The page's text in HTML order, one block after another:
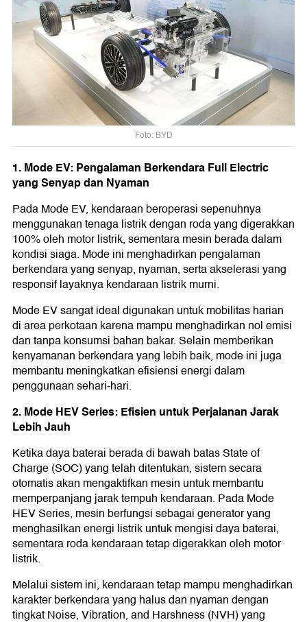
Foto: BYD
1. Mode EV: Pengalaman Berkendara Full Electric
yang Senyap dan Nyaman
Pada Mode EV, kendaraan beroperasi sepenuhnya
menggunakan tenaga listrik dengan roda yang digerakkan
100% oleh motor listrik, sementara mesin berada dalam
kondisi siaga. Mode ini menghadirkan pengalaman
berkendara yang senyap, nyaman, serta akselerasi yang
responsif layaknya kendaraan listrik murni.
Mode EV sangat ideal digunakan untuk mobilitas harian
di area perkotaan karena mampu menghadirkan nol emisi
dan tanpa konsumsi bahan bakar. Selain memberikan
kenyamanan berkendara yang lebih baik, mode ini juga
membantu meningkatkan efisiensi energi dalam
penggunaan sehari-hari.
2. Mode HEV Series: Efisien untuk Perjalanan Jarak
Lebih Jauh
Ketika daya baterai berada di bawah batas State of
Charge (SOC) yang telah ditentukan, sistem secara
otomatis akan mengaktifkan mesin untuk membantu
memperpanjang jarak tempuh kendaraan. Pada Mode
HEV Series, mesin berfungsi sebagai generator yang
menghasilkan energi listrik untuk mengisi daya baterai,
sementara roda kendaraan tetap digerakkan oleh motor
listrik.
Melalui sistem ini, kendaraan tetap mampu menghadirkan
karakter berkendara yang halus dan nyaman dengan
tingkat Noise, Vibration, and Harshness (NVH) yang